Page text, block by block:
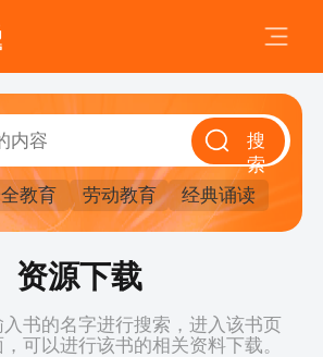
搜
索
教育 劳动教育 经典诵读
资源下载
书的名字进行搜索，进入该书页
可以进行该书的相关资料下载。